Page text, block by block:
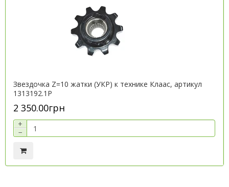
Звездочка Z=10 жатки (УКР) к технике Клаас, артикул
1313192.1P
2 350.00грн
+
−